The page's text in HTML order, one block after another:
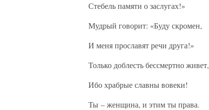
Стебель памяти о заслугах!»
Мудрый говорит: «Буду скромен,
И меня прославят речи друга!»
Только доблесть бессмертно живет,
Ибо храбрые славны вовеки!
Ты – женщина, и этим ты права.